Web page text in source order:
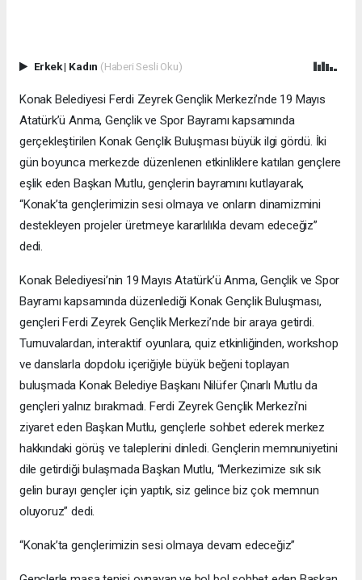
Erkek| Kadın (Haberi Sesli Oku)
Konak Belediyesi Ferdi Zeyrek Gençlik Merkezi’nde 19 Mayıs
Atatürk’ü Anma, Gençlik ve Spor Bayramı kapsamında
gerçekleştirilen Konak Gençlik Buluşması büyük ilgi gördü. İki
gün boyunca merkezde düzenlenen etkinliklere katılan gençlere
eşlik eden Başkan Mutlu, gençlerin bayramını kutlayarak,
“Konak’ta gençlerimizin sesi olmaya ve onların dinamizmini
destekleyen projeler üretmeye kararlılıkla devam edeceğiz”
dedi.
Konak Belediyesi’nin 19 Mayıs Atatürk’ü Anma, Gençlik ve Spor
Bayramı kapsamında düzenlediği Konak Gençlik Buluşması,
gençleri Ferdi Zeyrek Gençlik Merkezi’nde bir araya getirdi.
Turnuvalardan, interaktif oyunlara, quiz etkinliğinden, workshop
ve danslarla dopdolu içeriğiyle büyük beğeni toplayan
buluşmada Konak Belediye Başkanı Nilüfer Çınarlı Mutlu da
gençleri yalnız bırakmadı. Ferdi Zeyrek Gençlik Merkezi’ni
ziyaret eden Başkan Mutlu, gençlerle sohbet ederek merkez
hakkındaki görüş ve taleplerini dinledi. Gençlerin memnuniyetini
dile getirdiği bulaşmada Başkan Mutlu, “Merkezimize sık sık
gelin burayı gençler için yaptık, siz gelince biz çok memnun
oluyoruz” dedi.
“Konak’ta gençlerimizin sesi olmaya devam edeceğiz”